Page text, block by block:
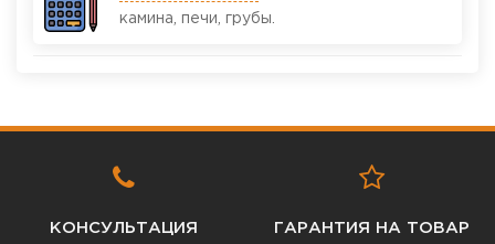
камина, печи, грубы.
КОНСУЛЬТАЦИЯ ГАРАНТИЯ НА ТОВАР